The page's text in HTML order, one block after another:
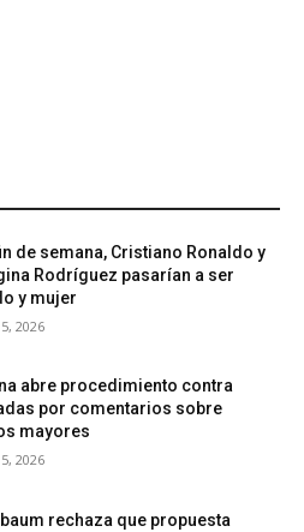
de semana, Cristiano Ronaldo y
Rodríguez pasarían a ser
y mujer
2026
abre procedimiento contra
por comentarios sobre
mayores
2026
rechaza que propuesta